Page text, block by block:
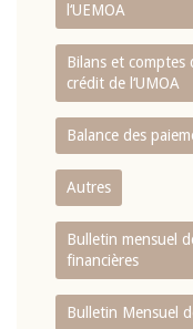
l‘UEMOA
Bilans et comptes
crédit de l‘UMOA
Balance des
Autres
Bulletin mensuel
financières
Bulletin Mensuel